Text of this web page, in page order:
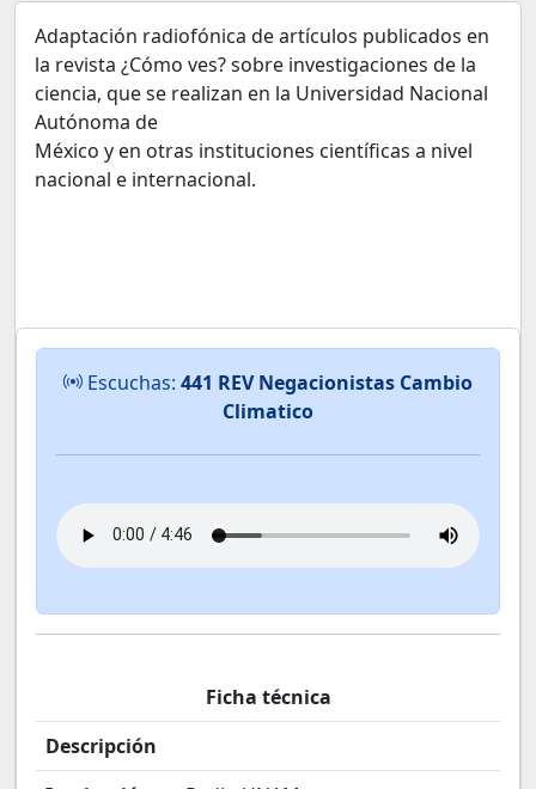
Adaptación radiofónica de artículos publicados en
la revista ¿Cómo ves? sobre investigaciones de la
ciencia, que se realizan en la Universidad Nacional
Autónoma de
México y en otras instituciones científicas a nivel
nacional e internacional.
Escuchas: 441 REV Negacionistas Cambio
Climatico
Ficha técnica
Descripción